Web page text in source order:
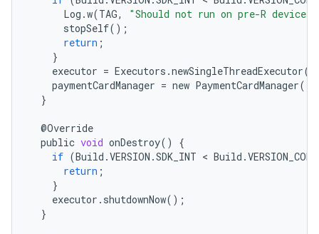
Log .w(TAG, "Should not run on pre-R devices"
stopSelf();
return ;
}
executor = Executors .newSingleThreadExecutor
paymentCardManager = new PaymentCardManager();
}
@Override
public void onDestroy()
{
if (Build .VERSION .SDK_INT < Build .
return ;
}
executor . shutdownNow();
}